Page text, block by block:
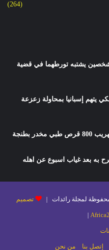
(264)
يشتبه تورطهما في قضية
يتهم إسبانيا بمحاولة زعزعة
بطنجة
به بعد غياب اسبوع عن اهله
تصميم
|
إتصل بنا من نحن